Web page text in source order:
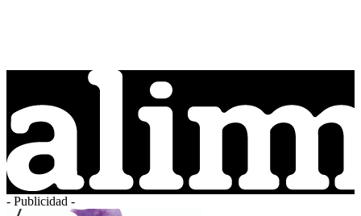
- Publicidad -